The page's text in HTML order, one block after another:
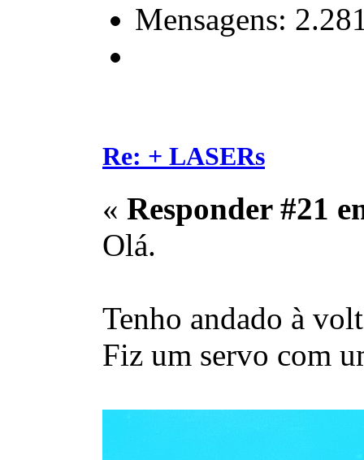
Mensagens:
Re: + LASERs
« Responder #21
Olá.
Tenho andado à
Fiz um servo com